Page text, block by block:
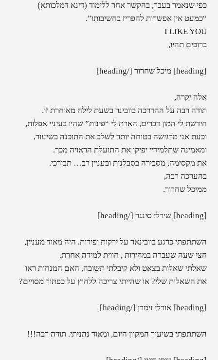
כפי שנאמר בעבר, בהקשר אחר ללימוד (דינא דמלכותא)
“כמעט אין אפשרות להפריז בחשיבותו”.
I LIKE YOU
ברוכים תהיו,
אלה יקרה,
תודה רבה על ההדרכה בוובינר בשעת לילה מאוחרת זו.
חידשת לי המון דברים, הארת לי “פינות” שהיו בעיניי אפלות,
וכעת אני מרגישה בטוחה יותר לשלב את התוכנה בשיעור,
ומאמינה שתלמידיי יפיקו את התועלת הראויה מכך.
את מקסימה, מסבירה בסבלנות ובעניין רב… תבורכי.
בהערכה רבה,
ממיכל שחרור.
השתתפתי כרגע בוובינאר על ירקות ופירות. היה מאוד מעניין,
חצי שעה שעברה במהירות , חווית למידה אחרת.
שאלתי שאלות בצאט ולא קיבלתי תשובה, האם המנחות ראו
את השאלות שלי? או שהייתי צריכה ללחוץ על כפתור מסויים?
השתתפתי בשיעור המקוון היום, ומאוד נהניתי. תודה רבה!!!